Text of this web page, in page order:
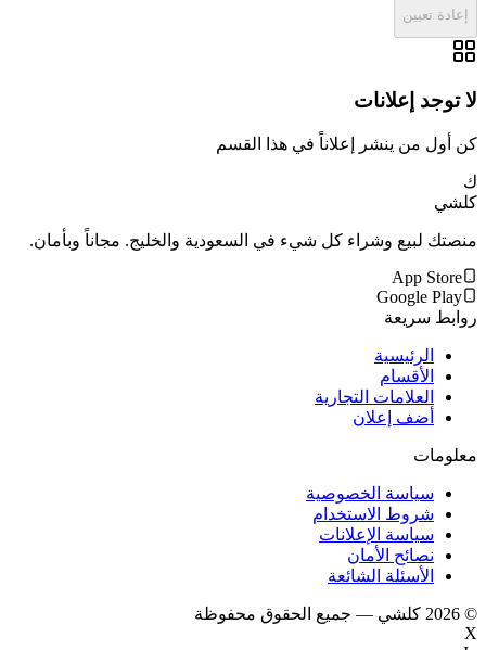
إعادة تعيين
لا توجد إعلانات
كن أول من ينشر إعلاناً في هذا القسم
ك
كلشي
منصتك لبيع وشراء كل شيء في السعودية والخليج. مجاناً وبأمان.
App Store
Google Play
روابط سريعة
الرئيسية
الأقسام
العلامات التجارية
أضف إعلان
معلومات
سياسة الخصوصية
شروط الاستخدام
سياسة الإعلانات
نصائح الأمان
الأسئلة الشائعة
©
2026 كلشي — جميع الحقوق محفوظة
X